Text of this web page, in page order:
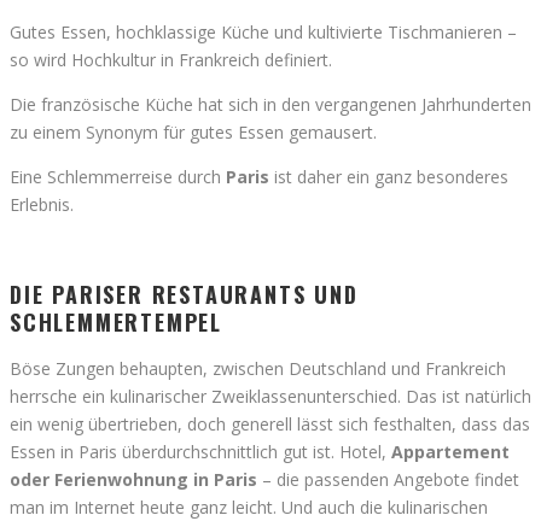
Gutes Essen, hochklassige Küche und kultivierte Tischmanieren –
so wird Hochkultur in Frankreich definiert.
Die französische Küche hat sich in den vergangenen Jahrhunderten
zu einem Synonym für gutes Essen gemausert.
Eine Schlemmerreise durch Paris ist daher ein ganz besonderes
Erlebnis.
DIE PARISER RESTAURANTS UND
SCHLEMMERTEMPEL
Böse Zungen behaupten, zwischen Deutschland und Frankreich
herrsche ein kulinarischer Zweiklassenunterschied. Das ist natürlich
ein wenig übertrieben, doch generell lässt sich festhalten, dass das
Essen in Paris überdurchschnittlich gut ist. Hotel, Appartement
oder Ferienwohnung in Paris – die passenden Angebote findet
man im Internet heute ganz leicht. Und auch die kulinarischen